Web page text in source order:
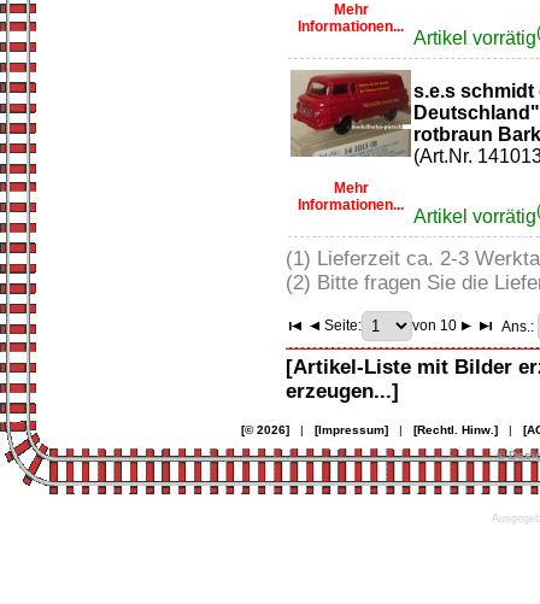
Mehr
Informationen...
Artikel vorrätig
Mehr
Informationen...
s.e.s schmidt
rotbraun
(Art.Nr.
Artikel vorrätig
(1) Lieferzeit ca. 2-3
(2) Bitte fragen Sie die
Seite: von 10 Ans.:
[Artikel-Liste mit Bilder
erzeugen...]
[© 2026]| [Impressum]| [Rechtl. Hinw.]|
©